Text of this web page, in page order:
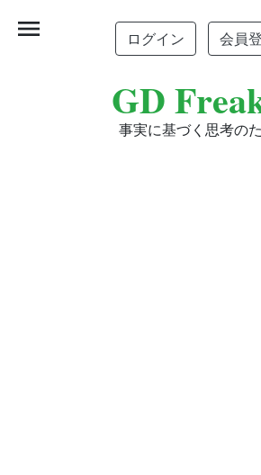
ログイン 会員
GD
事実に基づく思考の
menu